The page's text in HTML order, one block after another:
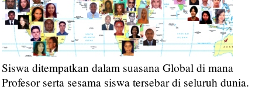
Siswa ditempatkan dalam suasana Global di mana
Profesor serta sesama siswa tersebar di seluruh dunia.